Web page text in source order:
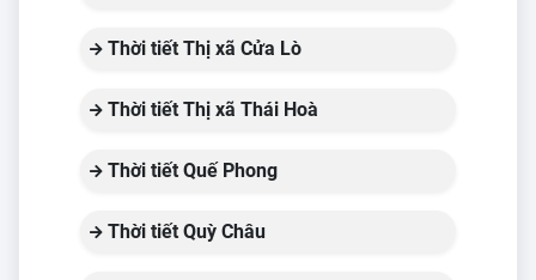
Thời tiết Thị xã Cửa Lò
Thời tiết Thị xã Thái Hoà
Thời tiết Quế Phong
Thời tiết Quỳ Châu